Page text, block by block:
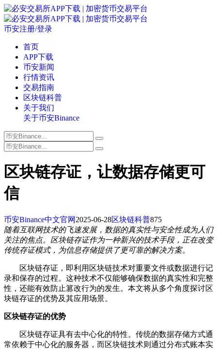
币安注册/登录
首页
APP下载
币安新闻
行情资讯
交易指南
区块链科普
关于我们
关于币安Binance
区块链存证，让数据存储更可
信
币安Binance中文官网 2025-06-28区块链科普875
随着互联网技术的飞速发展，数据的真实性与安全性成为人们
关注的焦点。区块链存证作为一种新兴的技术手段，正在改变
传统存证模式，为信息存储提供了更可靠的解决方案。
区块链存证，即利用区块链技术对重要文件或数据进行记
录和保存的过程。这种技术不仅能够确保数据的真实性和完整
性，还能有效防止篡改行为的发生。本文将从多个角度探讨区
块链存证的优势及其应用场景。
区块链存证的优势
区块链存证具有去中心化的特性。传统的数据存储方式通
常依赖于中心化的服务器，而区块链技术则通过分布式账本实